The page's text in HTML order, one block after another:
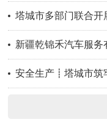
塔城市多部门联合开展村级
新疆乾锦禾汽车服务有限公
安全生产┋塔城市筑牢冬